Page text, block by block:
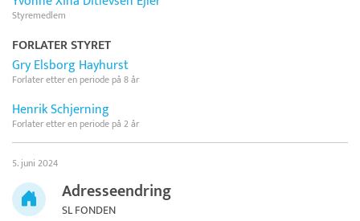
Styremedlem
FORLATER STYRET
Gry Elsborg Hayhurst
Forlater etter en periode på 8 år
Henrik Schjerning
Forlater etter en periode på 2 år
5. juni 2024
Adresseendring
SL FONDEN